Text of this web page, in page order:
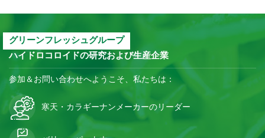
グリーンフレッシュグループ
ハイドロコロイドの研究および生産企業
参加＆お問い合わせへようこそ、私たちは：
寒天・カラギーナンメーカーのリーダー